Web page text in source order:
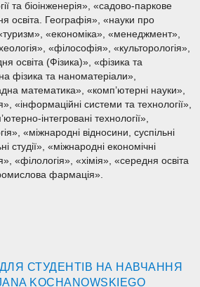
та біоінженерія», «садово-паркове
освіта. Географія», «науки про
«економіка», «менеджмент»,
«філософія», «культорологія»,
освіта (Фізика)», «фізика та
фізика та наноматеріали»,
математика», «комп’ютерні науки»,
«інформаційні системи та технології»,
інтегровані технології»,
«міжнародні відносини, суспільні
студії», «міжнародні економічні
«філологія», «хімія», «середня освіта
фармація».
СТУДЕНТІВ НА НАВЧАННЯ
KOCHANOWSKIEGO